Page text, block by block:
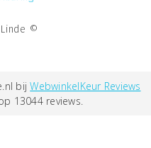
©
bijWebwinkelKeur Reviews
13044 reviews.